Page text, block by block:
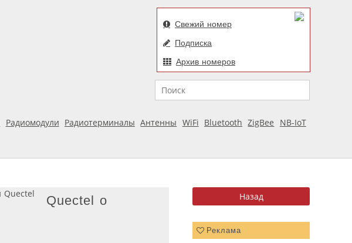
Свежий номер
Подписка
Архив номеров
Поиск
Радиомодули Радиотерминалы Антенны WiFi Bluetooth ZigBee
NB-IoT
Реклама
Quectel о